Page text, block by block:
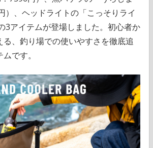
）、ヘッドライトの「こっそりライ
3アイテムが登場しました。初心者か
る、釣り場での使いやすさを徹底追
です。